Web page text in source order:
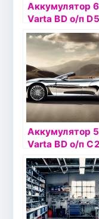
Аккумулятор
Varta BD о/п
(560 409)
Аккумулятор
Varta BD о/п
(552 400)